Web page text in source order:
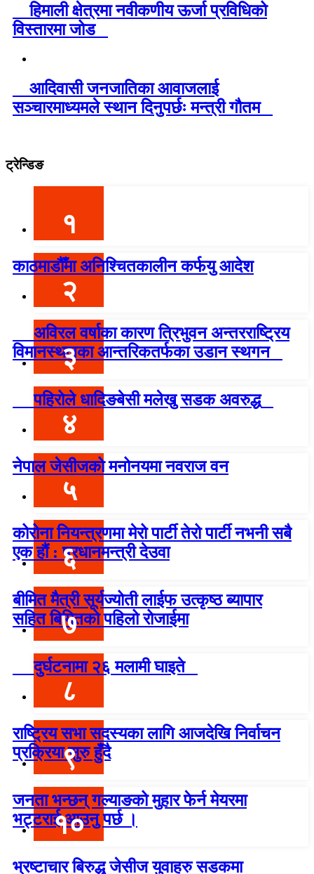
हिमाली क्षेत्रमा नवीकणीय ऊर्जा प्रविधिको
विस्तारमा जोड
आदिवासी जनजातिका आवाजलाई
सञ्चारमाध्यमले स्थान दिनुपर्छः मन्त्री गौतम
ट्रेन्डिङ
१
काठमाडौँमा अनिश्चितकालीन कर्फयु आदेश
२
अविरल वर्षाका कारण त्रिभुवन अन्तरराष्ट्रिय
विमानस्थलका आन्तरिकतर्फका उडान स्थगन
३
पहिरोले धादिङबेसी मलेखु सडक अवरुद्ध
४
नेपाल जेसीजको मनोनयमा नवराज वन
५
कोरोना नियन्त्रणमा मेरो पार्टी तेरो पार्टी नभनी सबै
एक हौं : प्रधानमन्त्री देउवा
६
बीमित मैत्री सूर्यज्योती लाईफ उत्कृष्ठ ब्यापार
सहित बिमितको पहिलो रोजाईमा
७
दुर्घटनामा २६ मलामी घाइते
८
राष्ट्रिय सभा सदस्यका लागि आजदेखि निर्वाचन
प्रक्रिया सुरु हुँदै
९
जनता भन्छन् गल्याङको मुहार फेर्न मेयरमा
भट्टराई आउनु पर्छ ।
१०
भ्रष्टाचार बिरुद्ध जेसीज युवाहरु सडकमा